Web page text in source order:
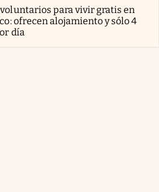
para vivir gratis en
ofrecen alojamiento y sólo 4
día